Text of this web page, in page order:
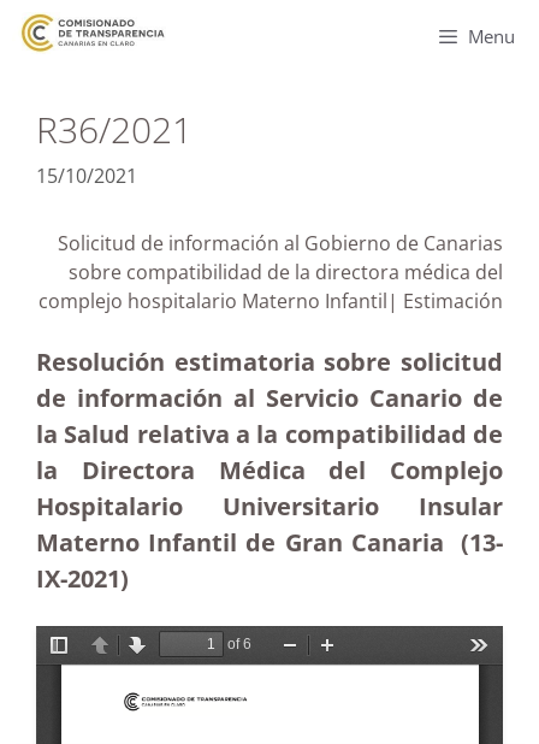
Menu
R36/2021
15/10/2021
Solicitud de información al Gobierno de Canarias
sobre compatibilidad de la directora médica del
complejo hospitalario Materno Infantil| Estimación
Resolución estimatoria sobre solicitud
de información al Servicio Canario de
la Salud relativa a la compatibilidad de
la Directora Médica del Complejo
Hospitalario Universitario Insular
Materno Infantil de Gran Canaria (13-
IX-2021)